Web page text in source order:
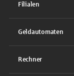
Filialen
Geldautomaten
Rechner